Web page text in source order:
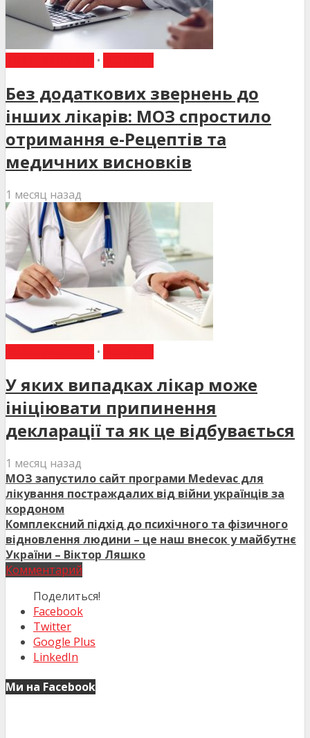
•
Без додаткових звернень до
інших лікарів: МОЗ спростило
отримання е-Рецептів та
медичних висновків
1 месяц назад
•
У яких випадках лікар може
ініціювати припинення
декларації та як це відбувається
1 месяц назад
МОЗ запустило сайт програми Medevac для
лікування постраждалих від війни українців за
кордоном
Комплексний підхід до психічного та фізичного
відновлення людини – це наш внесок у майбутнє
України – Віктор Ляшко
Комментарий
Поделиться!
Facebook
Twitter
Google Plus
LinkedIn
Ми на Facebook